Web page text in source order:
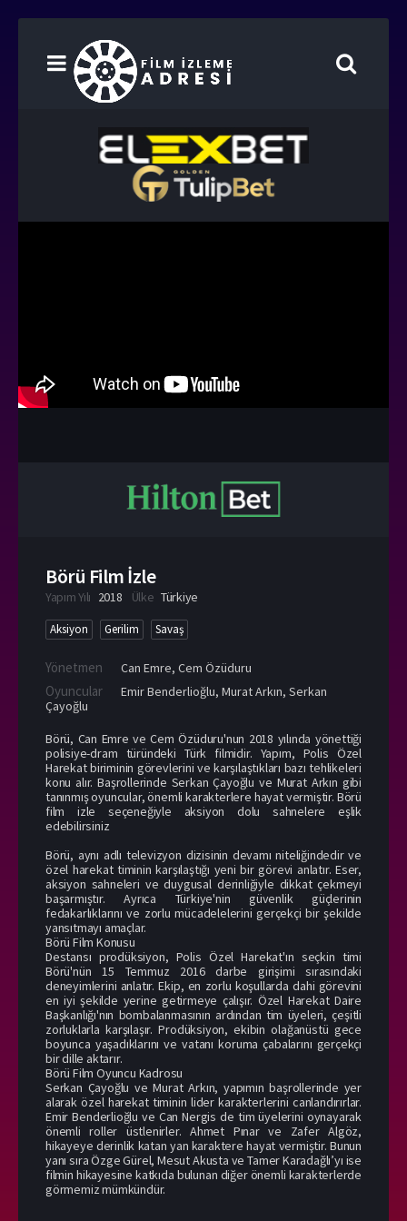
Börü Film İzle
Yapım Yılı 2018 Ülke Türkiye
Aksiyon Gerilim Savaş
Yönetmen Can Emre, Cem Özüduru
Oyuncular Emir Benderlioğlu, Murat Arkın, Serkan
Çayoğlu
Börü, Can Emre ve Cem Özüduru'nun 2018 yılında yönettiği
polisiye-dram türündeki Türk filmidir. Yapım, Polis Özel
Harekat biriminin görevlerini ve karşılaştıkları bazı tehlikeleri
konu alır. Başrollerinde Serkan Çayoğlu ve Murat Arkın gibi
tanınmış oyuncular, önemli karakterlere hayat vermiştir. Börü
film izle seçeneğiyle aksiyon dolu sahnelere eşlik
edebilirsiniz
Börü, aynı adlı televizyon dizisinin devamı niteliğindedir ve
özel harekat timinin karşılaştığı yeni bir görevi anlatır. Eser,
aksiyon sahneleri ve duygusal derinliğiyle dikkat çekmeyi
başarmıştır. Ayrıca Türkiye'nin güvenlik güçlerinin
fedakarlıklarını ve zorlu mücadelelerini gerçekçi bir şekilde
yansıtmayı amaçlar.
Börü Film Konusu
Destansı prodüksiyon, Polis Özel Harekat'ın seçkin timi
Börü'nün 15 Temmuz 2016 darbe girişimi sırasındaki
deneyimlerini anlatır. Ekip, en zorlu koşullarda dahi görevini
en iyi şekilde yerine getirmeye çalışır. Özel Harekat Daire
Başkanlığı'nın bombalanmasının ardından tim üyeleri, çeşitli
zorluklarla karşılaşır. Prodüksiyon, ekibin olağanüstü gece
boyunca yaşadıklarını ve vatanı koruma çabalarını gerçekçi
bir dille aktarır.
Börü Film Oyuncu Kadrosu
Serkan Çayoğlu ve Murat Arkın, yapımın başrollerinde yer
alarak özel harekat timinin lider karakterlerini canlandırırlar.
Emir Benderlioğlu ve Can Nergis de tim üyelerini oynayarak
önemli roller üstlenirler. Ahmet Pınar ve Zafer Algöz,
hikayeye derinlik katan yan karaktere hayat vermiştir. Bunun
yanı sıra Özge Gürel, Mesut Akusta ve Tamer Karadağlı’yı ise
filmin hikayesine katkıda bulunan diğer önemli karakterlerde
görmemiz mümkündür.